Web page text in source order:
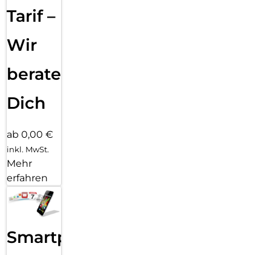
Tarif –
Wir
beraten
Dich
ab 0,00 €
inkl. MwSt.
Mehr
erfahren
Smartphone